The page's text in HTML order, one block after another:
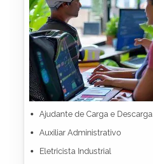
Ajudante de Carga e Descarga
Auxiliar Administrativo
Eletricista Industrial